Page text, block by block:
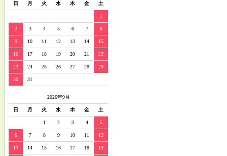
日 月 火 水 木 金 土
1
2 3 4 5 6 7 8
9 10 11 12 13 14 15
16 17 18 19 20 21 22
23 24 25 26 27 28 29
30 31
2026年9月
日 月 火 水 木 金 土
1 2 3 4 5
6 7 8 9 10 11 12
13 14 15 16 17 18 19